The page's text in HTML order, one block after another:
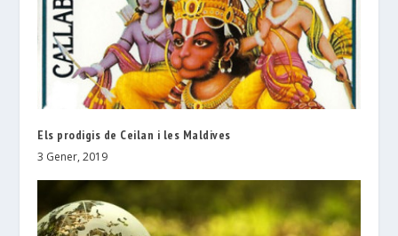
Els prodigis de Ceilan i les Maldives
3 Gener, 2019